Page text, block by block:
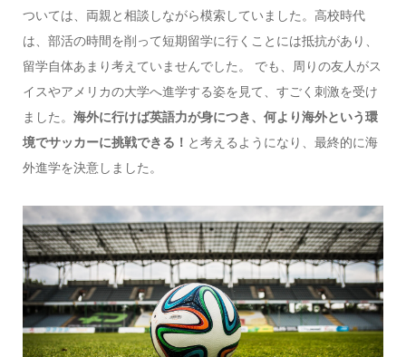
ついては、両親と相談しながら模索していました。高校時代
は、部活の時間を削って短期留学に行くことには抵抗があり、
留学自体あまり考えていませんでした。 でも、周りの友人がス
イスやアメリカの大学へ進学する姿を見て、すごく刺激を受け
ました。 海外に行けば英語力が身につき、何より海外という環
境でサッカーに挑戦できる！ と考えるようになり、最終的に海
外進学を決意しました。